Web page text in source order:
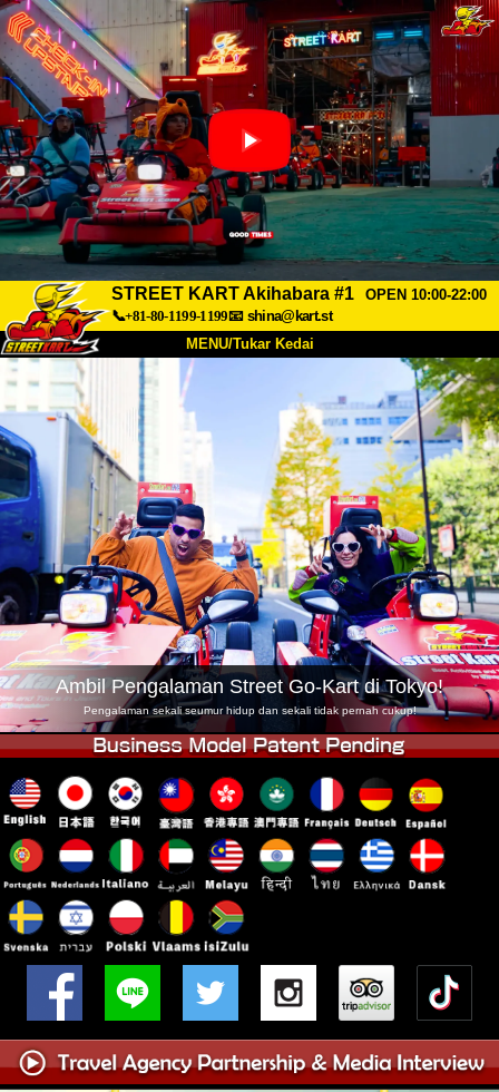
STREET KART Akihabara #1
OPEN 10:00-22:00
📞+81-80-1199-1199📧 shina@kart.st
MENU/Tukar Kedai
Tentang Spesifikasi Harga
Akses Soalan Lazim
Syarikat Tempahan
Tukar Kedai
Tokyo Shinagawa Tokyo Akihabara#1
Tokyo Akihabara#2 Tokyo Shibuya
Tokyo Shibuya Annex Tokyo Bay
Tokyo Asakusa Osaka
Okinawa
Ambil Pengalaman Street Go-Kart di Tokyo!
Pengalaman sekali seumur hidup dan sekali tidak pernah cukup!